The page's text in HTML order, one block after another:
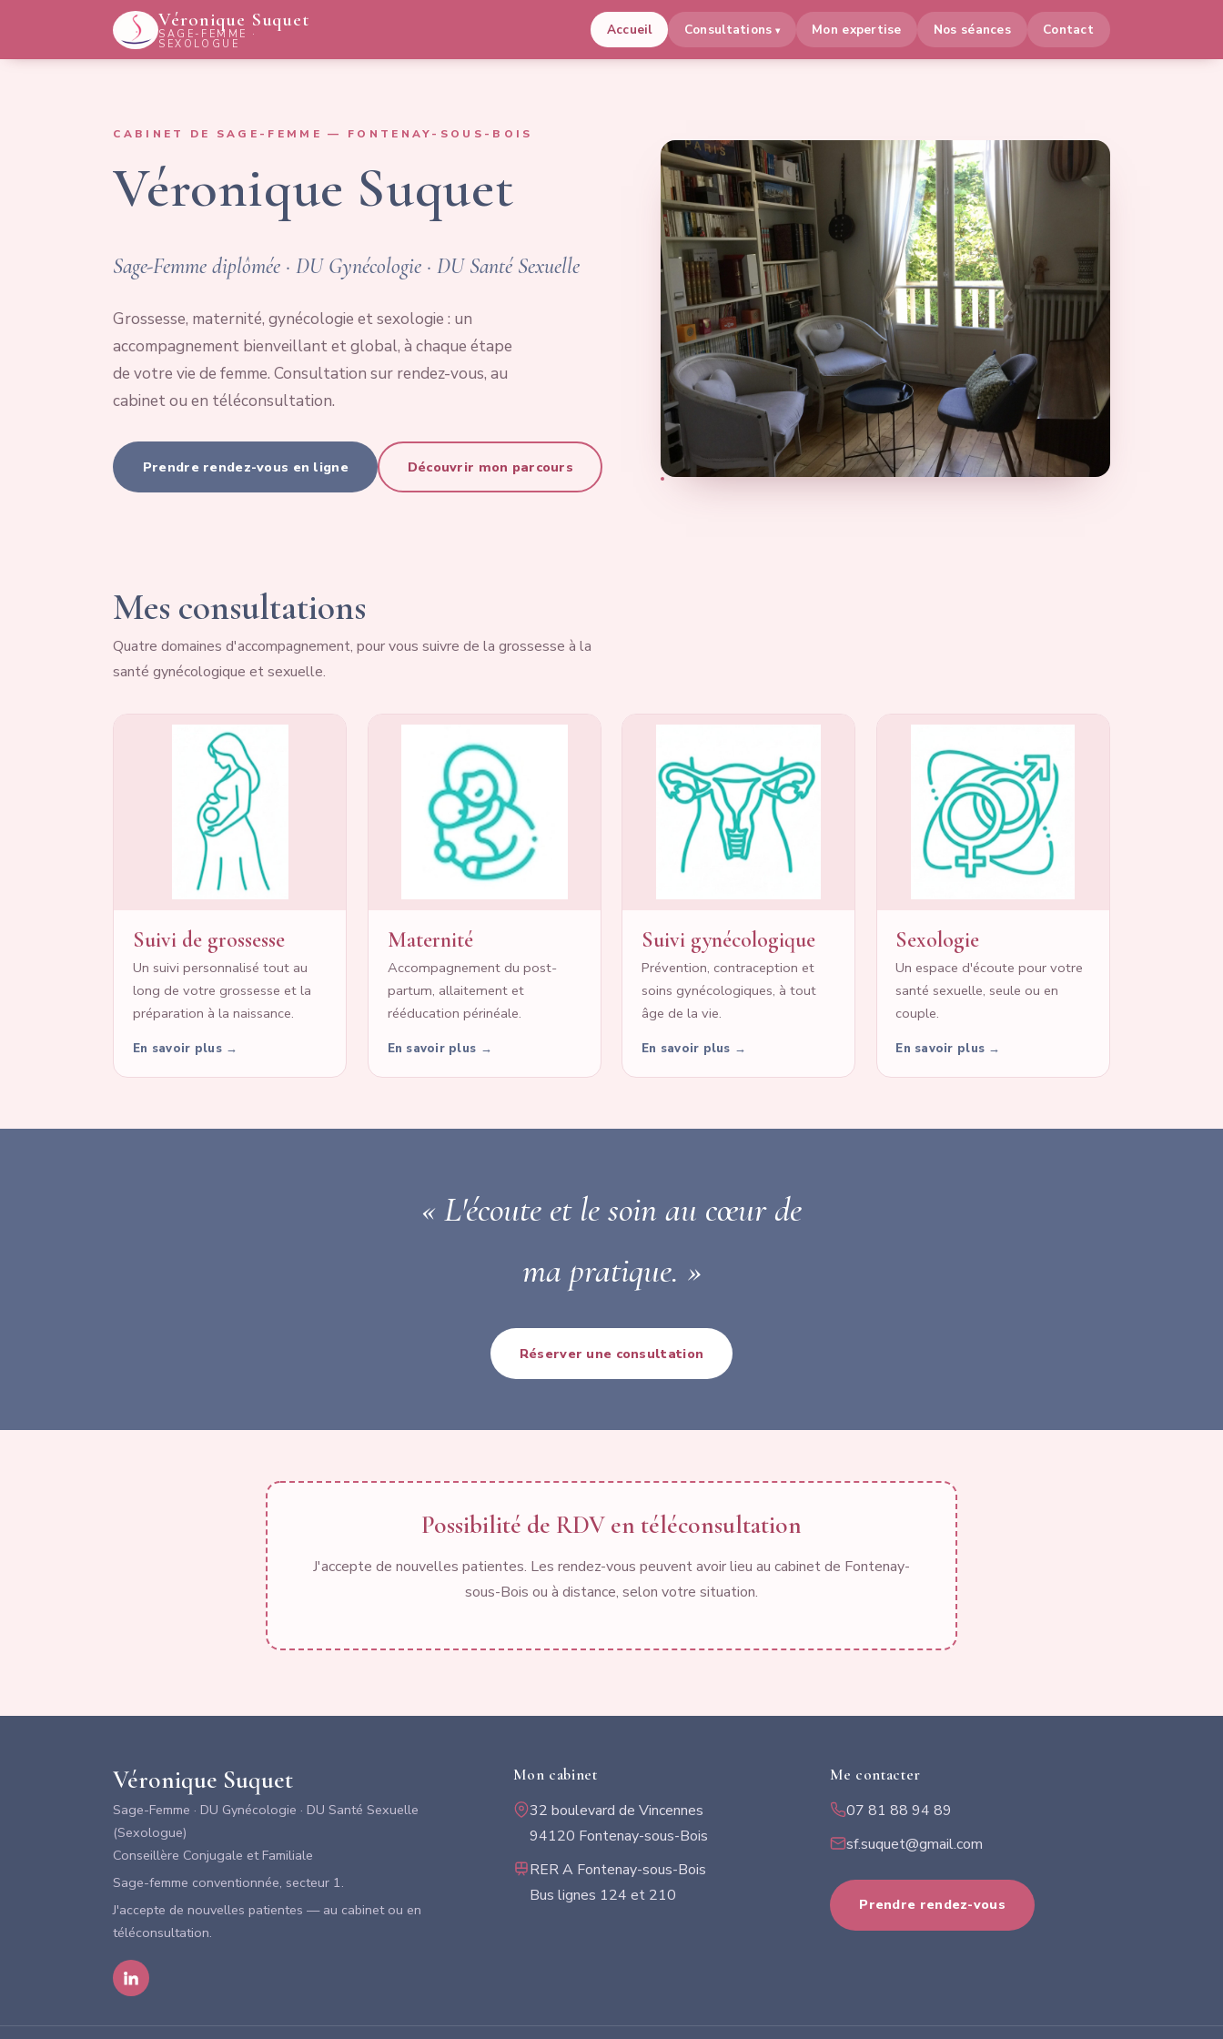
Véronique Suquet
SAGE-FEMME ·
SEXOLOGUE
Accueil Consultations Mon expertise Nos séances Contact
CABINET DE SAGE-FEMME — FONTENAY-SOUS-BOIS
Véronique Suquet
Sage-Femme diplômée · DU Gynécologie · DU Santé Sexuelle
Grossesse, maternité, gynécologie et sexologie : un
accompagnement bienveillant et global, à chaque étape
de votre vie de femme. Consultation sur rendez-vous, au
cabinet ou en téléconsultation.
Prendre rendez-vous en ligne Découvrir mon parcours
Mes consultations
Quatre domaines d'accompagnement, pour vous suivre de la grossesse à la
santé gynécologique et sexuelle.
Suivi de grossesse
Un suivi personnalisé tout au
long de votre grossesse et la
préparation à la naissance.
En savoir plus →
Maternité
Accompagnement du post-
partum, allaitement et
rééducation périnéale.
En savoir plus →
Suivi gynécologique
Prévention, contraception et
soins gynécologiques, à tout
âge de la vie.
En savoir plus →
Sexologie
Un espace d'écoute pour votre
santé sexuelle, seule ou en
couple.
En savoir plus →
« L'écoute et le soin au cœur de
ma pratique. »
Réserver une consultation
Possibilité de RDV en téléconsultation
J'accepte de nouvelles patientes. Les rendez-vous peuvent avoir lieu au cabinet de Fontenay-
sous-Bois ou à distance, selon votre situation.
Véronique Suquet
Sage-Femme · DU Gynécologie · DU Santé Sexuelle
(Sexologue)
Conseillère Conjugale et Familiale
Sage-femme conventionnée, secteur 1.
J'accepte de nouvelles patientes — au cabinet ou en
téléconsultation.
Mon cabinet
32 boulevard de Vincennes
94120 Fontenay-sous-Bois
RER A Fontenay-sous-Bois
Bus lignes 124 et 210
Me contacter
07 81 88 94 89
sf.suquet@gmail.com
Prendre rendez-vous